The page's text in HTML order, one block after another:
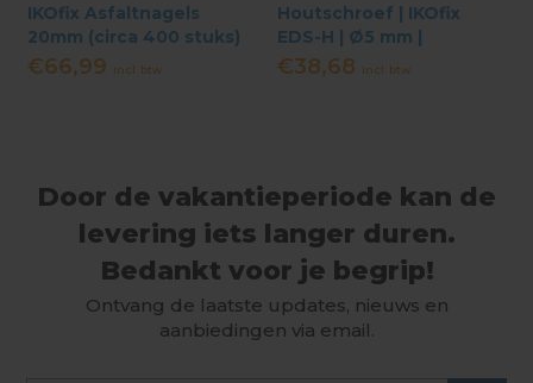
IKOfix Asfaltnagels
20mm (circa 400 stuks)
€66,99 Incl. btw
Houtschroef | IKOfix
EDS-H | Ø5 mm |
1000st|20mm TM 55mm
€38,68 Incl. btw
Door de vakantieperiode kan de
levering iets langer duren.
Bedankt voor je begrip!
Ontvang de laatste updates, nieuws en
aanbiedingen via email.